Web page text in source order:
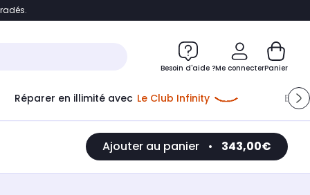
Accéder directement au chatbot
Besoin d'aide ?Me connecterPanier
Réparer en illimité avec Le Club Infinity
Ajouter au panier • 343,00€